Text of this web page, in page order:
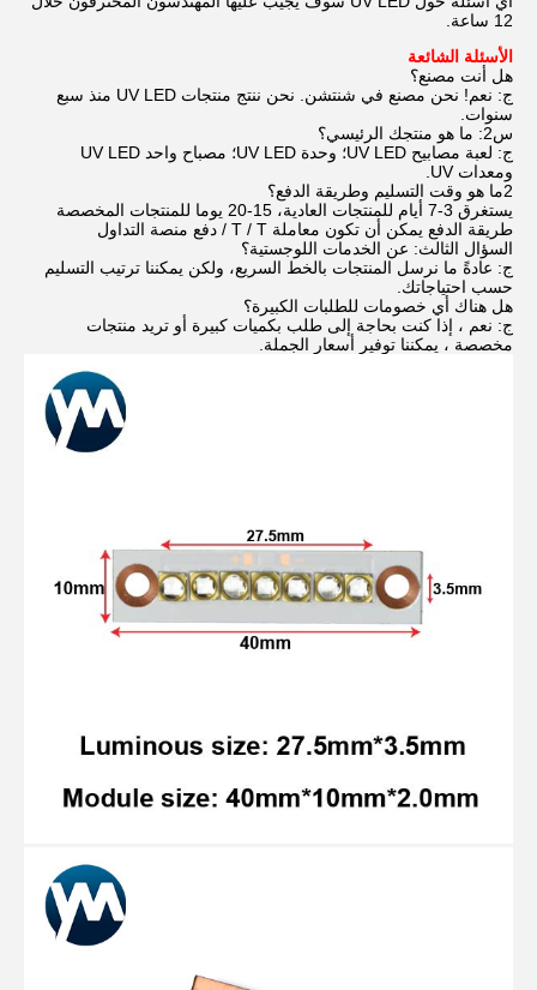
12 ساعة.
الأسئلة الشائعة
هل أنت مصنع؟
ج: نعم! نحن مصنع في شنتشن. نحن ننتج منتجات UV LED منذ سبع
سنوات.
س2: ما هو منتجك الرئيسي؟
ج: لعبة مصابيح UV LED؛ وحدة UV LED؛ مصباح واحد UV LED
ومعدات UV.
2ما هو وقت التسليم وطريقة الدفع؟
يستغرق 3-7 أيام للمنتجات العادية، 15-20 يوما للمنتجات المخصصة
طريقة الدفع يمكن أن تكون معاملة T / T / دفع منصة التداول
السؤال الثالث: عن الخدمات اللوجستية؟
ج: عادةً ما نرسل المنتجات بالخط السريع، ولكن يمكننا ترتيب التسليم
حسب احتياجاتك.
هل هناك أي خصومات للطلبات الكبيرة؟
ج: نعم ، إذا كنت بحاجة إلى طلب بكميات كبيرة أو تريد منتجات
مخصصة ، يمكننا توفير أسعار الجملة.